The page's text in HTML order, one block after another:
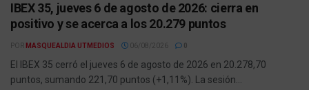
IBEX 35, jueves 6 de agosto de 2026: cierra en
positivo y se acerca a los 20.279 puntos
POR MASQUEALDIA UTMEDIOS 06/08/2026
El IBEX 35 cerró el jueves 6 de agosto de 2026 en 20.278,70
puntos, sumando 221,70 puntos (+1,11%). La sesión...